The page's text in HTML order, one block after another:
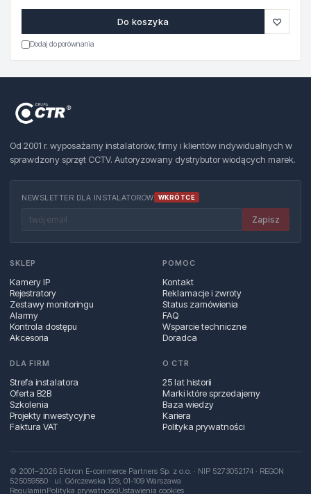
Do koszyka ♡
Dodaj do porównania
Od 2001 r. wyposażamy instalatorów, firmy i klientów indywidualnych w
sprawdzony sprzęt CCTV. Autoryzowany dystrybutor wiodących marek.
NEWSLETTER DLA INSTALATORÓW WKRÓTCE
Zapisz
SKLEP
Kamery IP
Rejestratory
Zestawy monitoringu
Alarmy
Kontrola dostępu
Akcesoria
POMOC
Kontakt
Reklamacje i zwroty
Status zamówienia
FAQ
Wsparcie techniczne
Doradca
DLA FIRM
Strefa instalatora
Oferta B2B
Szkolenia
Projekty inwestycyjne
Faktura VAT
O CTR
25 lat historii
Marki które sprzedajemy
Baza wiedzy
Kariera
Polityka prywatności
© 2001–2026 Elctron E-commerce Partners Sp. z o.o. · NIP 5273052174 · REGON
525059580 · ul. Górczewska 129, 01‑109 Warszawa
RegulaminPolityka prywatnościUstawienia cookies